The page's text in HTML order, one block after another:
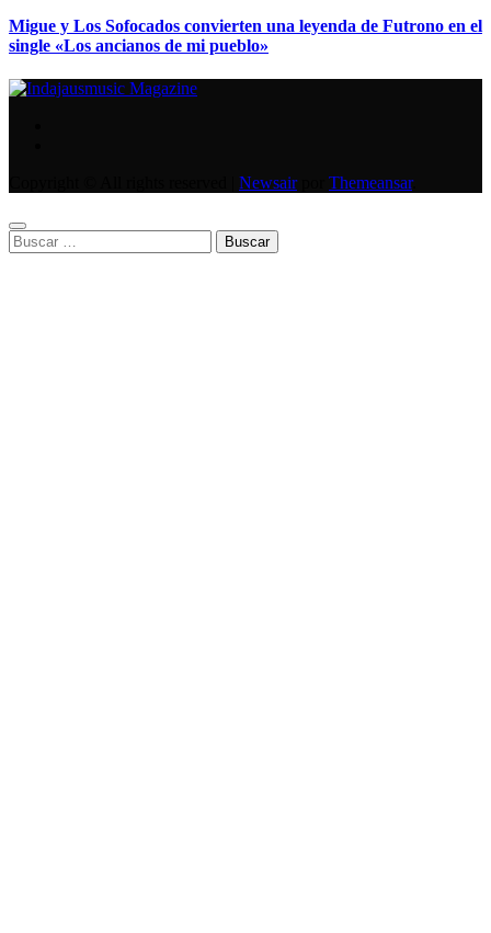
Migue y Los Sofocados convierten una leyenda de Futrono en el
single «Los ancianos de mi pueblo»
Newsairpor Themeansar.
Buscar: